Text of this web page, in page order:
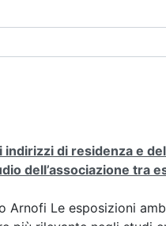
di residenza e
dell’associazione tra
Arnofi Le esposizioni